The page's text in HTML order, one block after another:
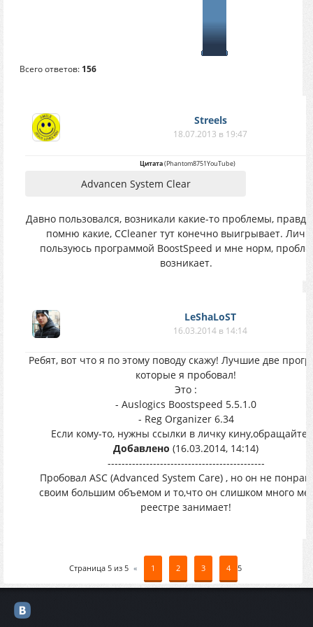
Всего ответов: 156
Streels
18.07.2013 в 19:47
Цитата(Phantom8751YouTube)
Advancen System Clear
Давно пользовался, возникали какие-то проблемы,
помню какие, CCleaner тут конечно выигрывает.
пользуюсь программой BoostSpeed и мне норм,
возникает.
LeShaLoST
16.03.2014 в 14:14
Ребят, вот что я по этому поводу скажу! Лучшие две
которые я пробовал!
Это :
- Auslogics Boostspeed 5.5.1.0
- Reg Organizer 6.34
Если кому-то, нужны ссылки в личку
Добавлено (16.03.2014, 14:14)
---------------------------------------------
Пробовал ASC (Advanced System Care) , но он не
своим большим объемом и то,что он слишком много
реестре занимает!
Страница 5 из 5 « 1 2 3 4 5